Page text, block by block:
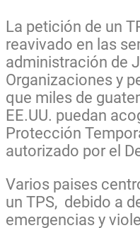
La petición de un
reavivado en las
administración de
Organizaciones y
que miles de
EE.UU. puedan
Protección
autorizado por el
Varios paises
un TPS, debido a
emergencias y